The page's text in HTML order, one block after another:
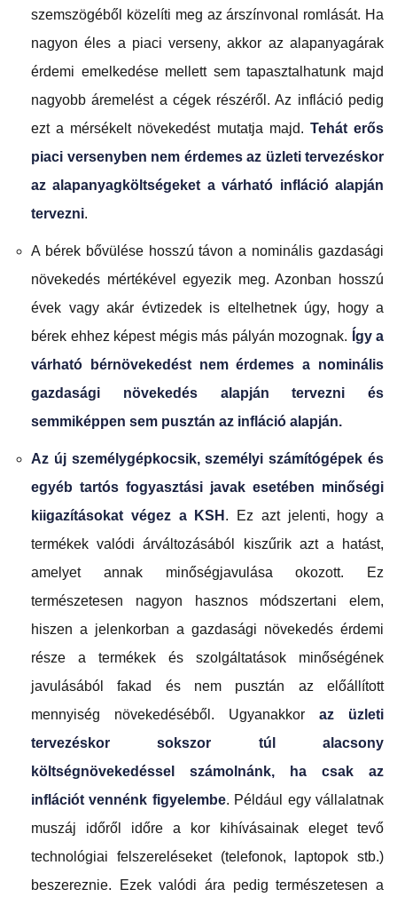
szemszögéből közelíti meg az árszínvonal romlását. Ha
nagyon éles a piaci verseny, akkor az alapanyagárak
érdemi emelkedése mellett sem tapasztalhatunk majd
nagyobb áremelést a cégek részéről. Az infláció pedig
ezt a mérsékelt növekedést mutatja majd. Tehát erős
piaci versenyben nem érdemes az üzleti tervezéskor
az alapanyagköltségeket a várható infláció alapján
tervezni.
A bérek bővülése hosszú távon a nominális gazdasági
növekedés mértékével egyezik meg. Azonban hosszú
évek vagy akár évtizedek is eltelhetnek úgy, hogy a
bérek ehhez képest mégis más pályán mozognak. Így a
várható bérnövekedést nem érdemes a nominális
gazdasági növekedés alapján tervezni és
semmiképpen sem pusztán az infláció alapján.
Az új személygépkocsik, személyi számítógépek és
egyéb tartós fogyasztási javak esetében minőségi
kiigazításokat végez a KSH . Ez azt jelenti, hogy a
termékek valódi árváltozásából kiszűrik azt a hatást,
amelyet annak minőségjavulása okozott. Ez
természetesen nagyon hasznos módszertani elem,
hiszen a jelenkorban a gazdasági növekedés érdemi
része a termékek és szolgáltatások minőségének
javulásából fakad és nem pusztán az előállított
mennyiség növekedéséből. Ugyanakkor az üzleti
tervezéskor sokszor túl alacsony
költségnövekedéssel számolnánk, ha csak az
inflációt vennénk figyelembe. Például egy vállalatnak
muszáj időről időre a kor kihívásainak eleget tevő
technológiai felszereléseket (telefonok, laptopok stb.)
beszereznie. Ezek valódi ára pedig természetesen a